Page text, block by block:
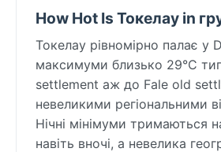
How Hot Is Токелау in
Токелау рівномірно палає у
максимуми близько 29°C
settlement аж до Fale old
невеликими регіональними
Нічні мінімуми тримаються
навіть вночі, а невелика